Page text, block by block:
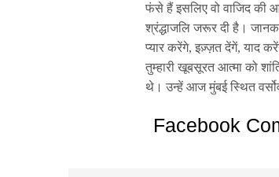
फंसे हैं इसलिए वो वाजिद की
श्रंद्धाजलि जरूर दी है।
प्यार करेंगे, इज़्ज़त देंगें, याद
तुम्हारी खूबसूरत आत्मा को
थे। उन्हें आज मुंबई स्थित
Facebook